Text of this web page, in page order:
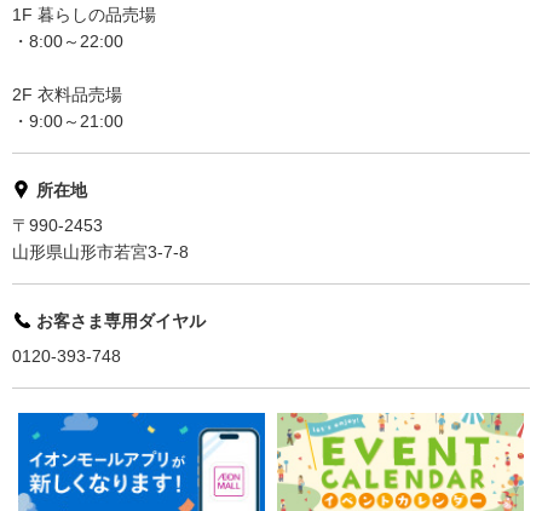
1F 暮らしの品売場
・8:00～22:00
2F 衣料品売場
・9:00～21:00
所在地
〒990-2453
山形県山形市若宮3-7-8
お客さま専用ダイヤル
0120-393-748